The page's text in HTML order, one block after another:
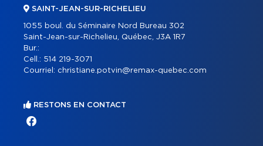
SAINT-JEAN-SUR-RICHELIEU
1055 boul. du Séminaire Nord Bureau 302
Saint-Jean-sur-Richelieu, Québec, J3A 1R7
Bur.:
Cell.: 514 219-3071
Courriel: christiane.potvin@remax-quebec.com
RESTONS EN CONTACT